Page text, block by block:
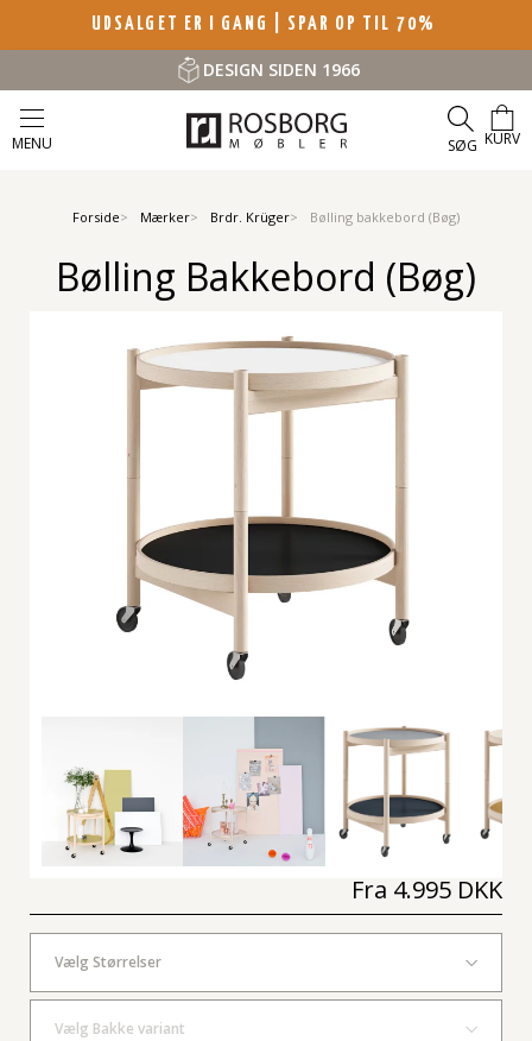
UDSALGET ER I GANG | SPAR OP TIL 70%
DESIGN SIDEN 1966
MENU SØG KURV
Forside Mærker Brdr. Krüger Bølling bakkebord (Bøg)
Bølling Bakkebord (Bøg)
Fra 4.995 DKK
Vælg Størrelser
Vælg Bakke variant